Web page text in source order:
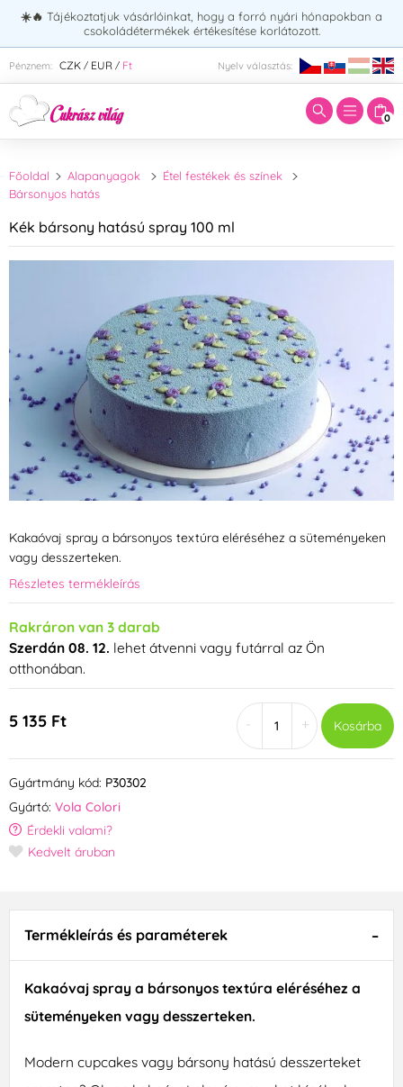
☀️🔥 Tájékoztatjuk vásárlóinkat, hogy a forró nyári hónapokban a
csokoládétermékek értékesítése korlátozott.
Pénznem: CZK / EUR / Ft Nyelv választás:
0
Adja meg a keresett kifejezést:
Főoldal Alapanyagok
Étel festékek és színek
Bársonyos hatás
Kék bársony hatású spray 100 ml
Kakaóvaj spray a bársonyos textúra eléréséhez a süteményeken
vagy desszerteken.
Részletes termékleírás
Rakráron van 3 darab
Szerdán 08. 12. lehet átvenni vagy futárral az Ön
otthonában.
5 135 Ft + Kosárba
Gyártmány kód: P30302
Gyártó: Vola Colori
Érdekli valami?
Kedvelt áruban
Termékleírás és paraméterek
Kakaóvaj spray a bársonyos textúra eléréséhez a
süteményeken vagy desszerteken.
Modern cupcakes vagy bársony hatású desszerteket